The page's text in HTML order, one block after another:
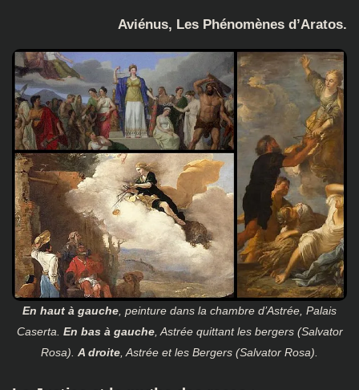
Aviénus, Les Phénomènes d’Aratos.
En haut à gauche, peinture dans la chambre d’Astrée, Palais
Caserta. En bas à gauche, Astrée quittant les bergers (Salvator
Rosa). A droite, Astrée et les Bergers (Salvator Rosa).